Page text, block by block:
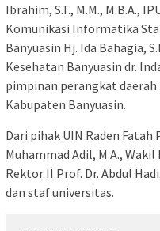
Ibrahim, S.T., M.M., M.B.A.,
Komunikasi Informatika
Banyuasin Hj. Ida Bahagia,
Kesehatan Banyuasin dr.
pimpinan perangkat
Kabupaten Banyuasin.
Dari pihak UIN Raden
Muhammad Adil, M.A.,
Rektor II Prof. Dr. Abdul
dan staf universitas.